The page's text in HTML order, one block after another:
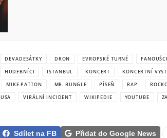
DEVADESÁTKY DRON EVROPSKÉ TURNÉ FANOUŠCI
HUDEBNÍCI ISTANBUL KONCERT
KONCERTNÍ
MIKE PATTON MR. BUNGLE PÍSEŇ RAP
USA VIRÁLNÍ INCIDENT WIKIPEDIE YOUTUBE
Sdílet na FB Přidat do Google News